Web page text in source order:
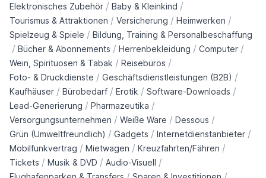
Elektronisches Zubehör / Baby & Kleinkind /
Tourismus & Attraktionen / Versicherung / Heimwerken /
Spielzeug & Spiele / Bildung, Training & Personalbeschaffung
/ Bücher & Abonnements / Herrenbekleidung / Computer /
Wein, Spirituosen & Tabak / Reisebüros /
Foto- & Druckdienste / Geschäftsdienstleistungen (B2B) /
Kaufhäuser / Bürobedarf / Erotik / Software-Downloads /
Lead-Generierung / Pharmazeutika /
Versorgungsunternehmen / Weiße Ware / Dessous /
Grün (Umweltfreundlich) / Gadgets / Internetdienstanbieter /
Mobilfunkvertrag / Mietwagen / Kreuzfahrten/Fähren /
Tickets / Musik & DVD / Audio-Visuell /